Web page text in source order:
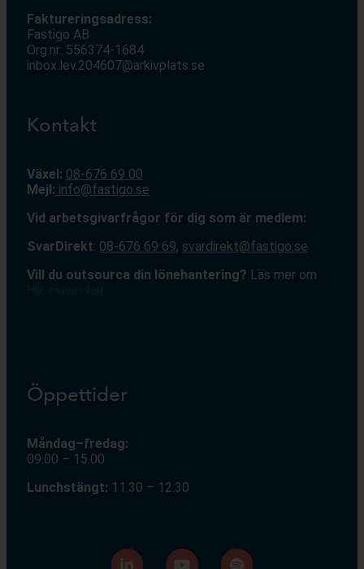
Faktureringsadress:
Fastigo AB
Org.nr: 556374-1684
inbox.lev.204607@arkivplats.se
Kontakt
Växel: 08-676 69 00
Mejl: info@fastigo.se
Vid arbetsgivarfrågor för dig som är medlem:
SvarDirekt: 08-676 69 69, svardirekt@fastigo.se
Vill du outsourca din lönehantering? Läs mer om
Öppettider
Måndag–fredag:
09.00 – 15.00
Lunchstängt: 11.30 – 12.30